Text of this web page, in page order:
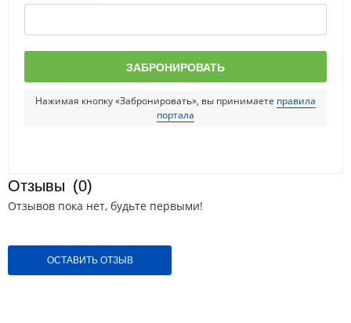
Нажимая кнопку «Забронировать», вы принимаете правила
портала
Отзывы (0)
Отзывов пока нет, будьте первыми!
ОСТАВИТЬ ОТЗЫВ